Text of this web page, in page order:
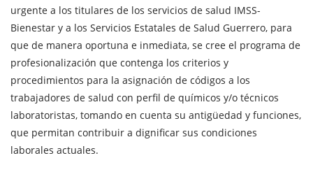
urgente a los titulares de los servicios de salud IMSS-
Bienestar y a los Servicios Estatales de Salud Guerrero, para
que de manera oportuna e inmediata, se cree el programa de
profesionalización que contenga los criterios y
procedimientos para la asignación de códigos a los
trabajadores de salud con perfil de químicos y/o técnicos
laboratoristas, tomando en cuenta su antigüedad y funciones,
que permitan contribuir a dignificar sus condiciones
laborales actuales.